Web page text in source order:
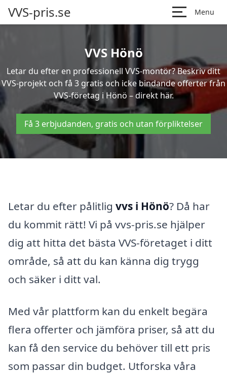
VVS-pris.se Menu
VVS Hönö
Letar du efter en professionell VVS-montör? Beskriv ditt
VVS-projekt och få 3 gratis och icke bindande offerter från
VVS-företag i Hönö – direkt här.
Få 3 erbjudanden, gratis och utan förpliktelser
Letar du efter pålitlig vvs i Hönö? Då har
du kommit rätt! Vi på vvs-pris.se hjälper
dig att hitta det bästa VVS-företaget i ditt
område, så att du kan känna dig trygg
och säker i ditt val.
Med vår plattform kan du enkelt begära
flera offerter och jämföra priser, så att du
kan få den service du behöver till ett pris
som passar din budget. Utforska våra